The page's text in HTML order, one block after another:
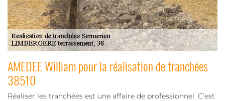
AMEDEE William pour la réalisation de tranchées
38510
Réaliser les tranchées est une affaire de professionnel. C’est